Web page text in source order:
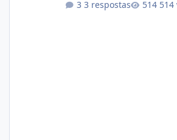
3 respostas 514